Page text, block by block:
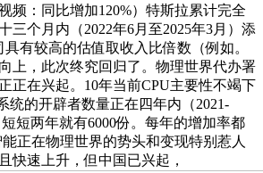
频：同比增加120%）特斯拉累计完全
三个月内（2022年6月至2025年3月）添
有较高的估值取收入比倍数（例如。
上，此次终究回归了。物理世界代办署
正在兴起。10年当前CPU主要性不竭下
统的开辟者数量正在四年内（2021-
短两年就有6000份。每年的增加率都
正在物理世界的势头和变现特别惹人
快速上升，但中国已兴起，